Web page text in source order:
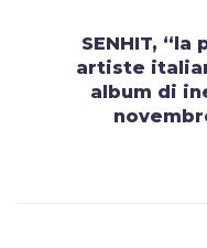
SENHIT,
artiste
album di